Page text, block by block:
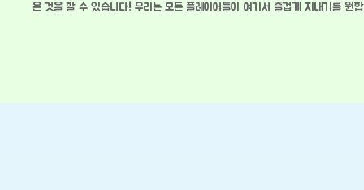
은 것을 할 수 있습니다! 우리는 모든 플레이어들이 여기서 즐겁게 지내기를 원